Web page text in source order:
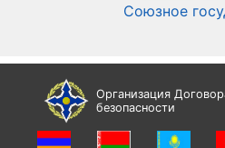
Союзное
Организация
безопасности